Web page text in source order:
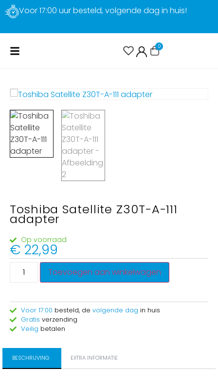
Voor 17:00 uur besteld, volgende dag in huis!
0
Toshiba Satellite Z30T-A-111
adapter
Op voorraad
€ 22,99
Toevoegen aan winkelwagen
Voor 17:00 besteld, de volgende dag in huis
Gratis verzending
Veilig betalen
BESCHRIJVING EXTRA INFORMATIE